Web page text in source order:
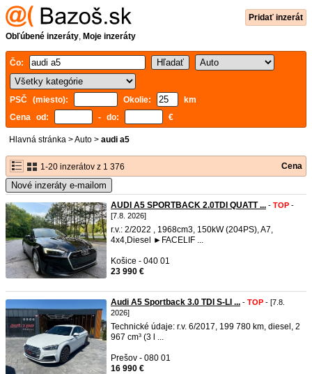
Pridať inzerát
Obľúbené inzeráty, Moje inzeráty
Čo:
PSČ (miesto): Okolie:
km
Cena od:
- do: €
Hlavná stránka >Auto > audi a5
1-20 inzerátov z 1 376 Cena
Nové inzeráty e-mailom
AUDI A5 SPORTBACK 2.0TDI QUATT ... - TOP -
[7.8. 2026]
r.v.: 2/2022 , 1968cm3, 150kW (204PS), A7,
4x4,Diesel ►FACELIF ...
Košice - 040 01
23 990 €
Audi A5 Sportback 3.0 TDI S-LI ... - TOP - [7.8.
2026]
Technické údaje: r.v. 6/2017, 199 780 km, diesel, 2
967 cm³ (3 l ...
Prešov - 080 01
16 990 €